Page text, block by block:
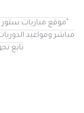
"موقع مباريات ستور
مباشر ومواعيد
تابع